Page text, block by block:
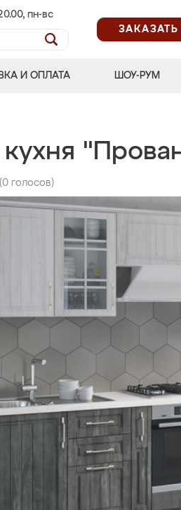
пн-вс
И ОПЛАТА ШОУ-РУМ
(0 голосов)